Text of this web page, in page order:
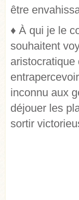
être
♦ À qui je le
souhaitent
aristocratique
inconnu aux
déjouer les
sortir